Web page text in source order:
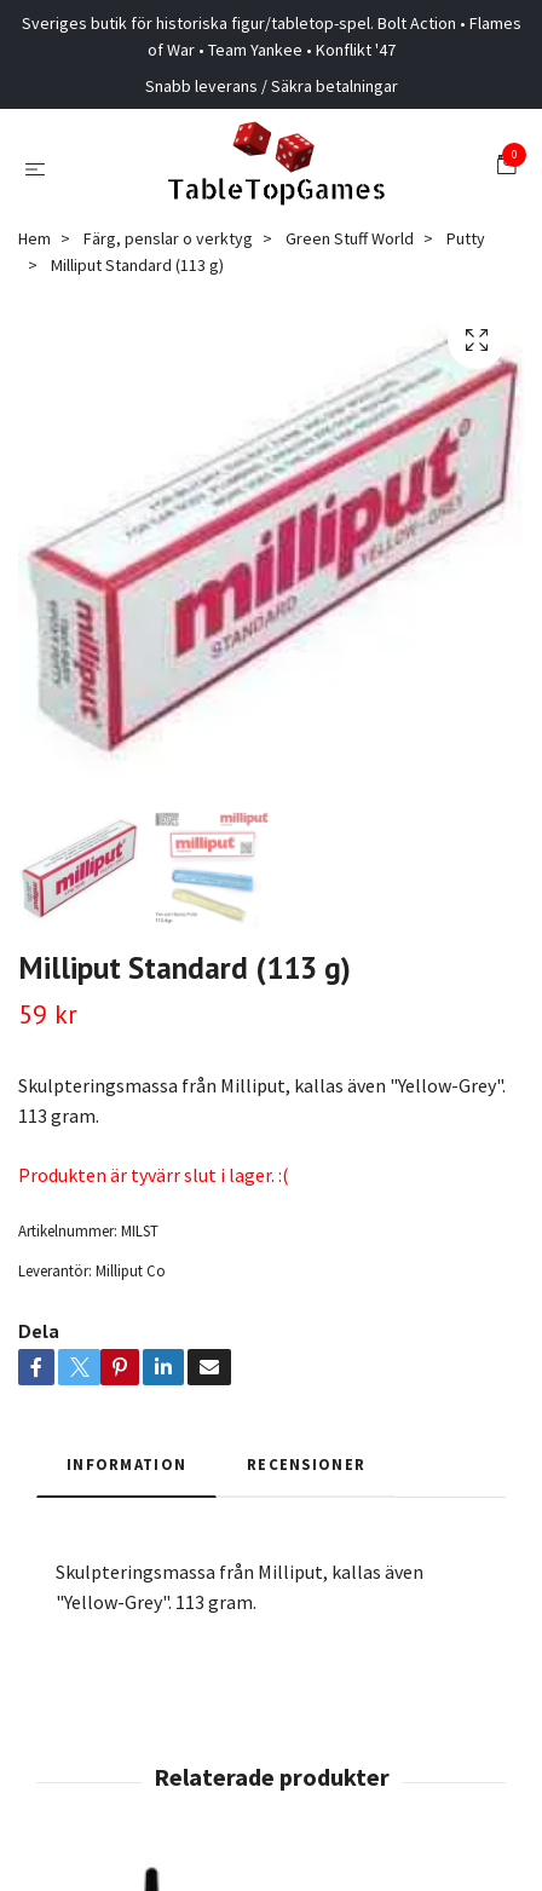
Sveriges butik för historiska figur/tabletop-spel. Bolt Action • Flames
of War • Team Yankee • Konflikt '47
Snabb leverans / Säkra betalningar
0
Hem Färg, penslar o verktyg Green Stuff World
Putty
Milliput Standard (113 g)
Milliput Standard (113 g)
59 kr
Skulpteringsmassa från Milliput, kallas även "Yellow-Grey".
113 gram.
Produkten är tyvärr slut i lager. :(
Artikelnummer: MILST
Leverantör: Milliput Co
Dela
INFORMATION RECENSIONER
Skulpteringsmassa från Milliput, kallas även
"Yellow-Grey". 113 gram.